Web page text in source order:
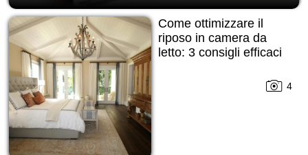
Come ottimizzare il
riposo in camera da
letto: 3 consigli efficaci
4